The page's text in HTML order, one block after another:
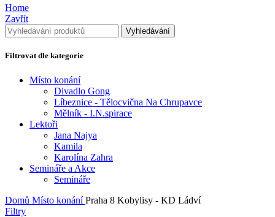
Home
Zavřít
Vyhledávání
Filtrovat dle kategorie
Místo konání
Divadlo Gong
Líbeznice - Tělocvična Na Chrupavce
Mělník - I.N.spirace
Lektoři
Jana Najya
Kamila
Karolína Zahra
Semináře a Akce
Semináře
Domů Místo konáníPraha 8 Kobylisy - KD Ládví
Filtry